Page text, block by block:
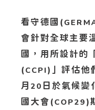
看守德國(
會針對全球主要
國，用所設計的
( CCPI)」評估他
月20 日於氣候變
國大會( COP29)